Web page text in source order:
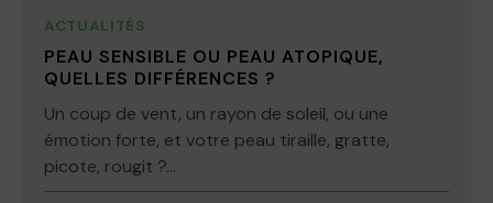
ACTUALITÉS
PEAU SENSIBLE OU PEAU ATOPIQUE,
QUELLES DIFFÉRENCES ?
Un coup de vent, un rayon de soleil, ou une
émotion forte, et votre peau tiraille, gratte,
picote, rougit ?...